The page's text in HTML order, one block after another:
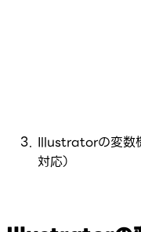
Illustratorの変数
対応）